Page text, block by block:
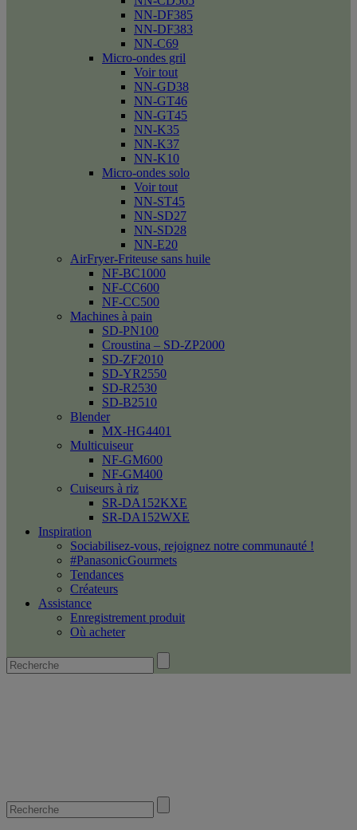
NN-DF385
NN-DF383
NN-C69
Micro-ondes gril
Voir tout
NN-GD38
NN-GT46
NN-GT45
NN-K35
NN-K37
NN-K10
Micro-ondes solo
Voir tout
NN-ST45
NN-SD27
NN-SD28
NN-E20
AirFryer-Friteuse sans huile
NF-BC1000
NF-CC600
NF-CC500
Machines à pain
SD-PN100
Croustina – SD-ZP2000
SD-ZF2010
SD-YR2550
SD-R2530
SD-B2510
Blender
MX-HG4401
Multicuiseur
NF-GM600
NF-GM400
Cuiseurs à riz
SR-DA152KXE
SR-DA152WXE
Inspiration
Sociabilisez-vous, rejoignez notre communauté !
#PanasonicGourmets
Tendances
Créateurs
Assistance
Enregistrement produit
Où acheter